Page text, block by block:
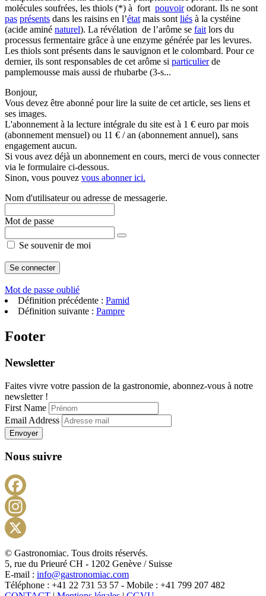
molécules soufrées, les thiols (*) à fort pouvoirodorant. Ils ne sont
pas présents dans les raisins en l’état mais sont liés à la cystéine
(acide aminé naturel). La révélation de l’arôme se fait lors du
processus fermentaire grâce à une enzyme générée par les levures.
Les thiols sont présents dans le sauvignon et le colombard. Pour ce
dernier, ils sont responsables de cet arôme si particulierde
pamplemousse mais aussi de rhubarbe (3-s...
Bonjour,
Vous devez être abonné pour lire la suite de cet article, ses liens et
ses images.
L'abonnement à la lecture intégrale du site est à 1 € euro par mois
(abonnement mensuel) ou 11 € / an (abonnement annuel), sans
engagement aucun.
Si vous avez déjà un abonnement en cours, merci de vous connecter
via le formulaire ci-dessous.
Sinon, vous pouvez vous abonner ici.
Nom d'utilisateur ou adresse de messagerie.
Mot de passe
Se souvenir de moi
Mot de passe oublié
Définition précédente : Pamid
Définition suivante : Pampre
Footer
Newsletter
Faites vivre votre passion de la gastronomie, abonnez-vous à notre
newsletter !
First Name
Email Address
Envoyer
Nous suivre
X
© Gastronomiac. Tous droits réservés.
5, rue du Prieuré CH - 1202 Genève / Suisse
E-mail : info@gastronomiac.com
Téléphone : +41 22 731 53 57 - Mobile : +41 799 207 482